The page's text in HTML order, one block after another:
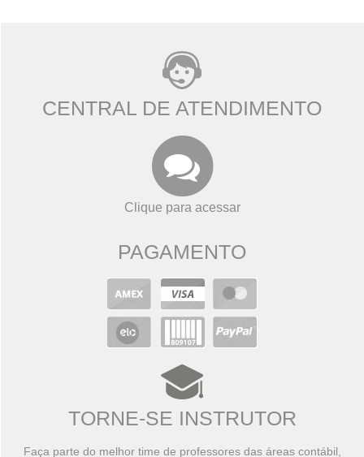
CENTRAL DE ATENDIMENTO
Clique para acessar
PAGAMENTO
TORNE-SE INSTRUTOR
Faça parte do melhor time de professores das áreas contábil,